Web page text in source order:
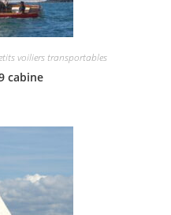
voiliers transportables
cabine